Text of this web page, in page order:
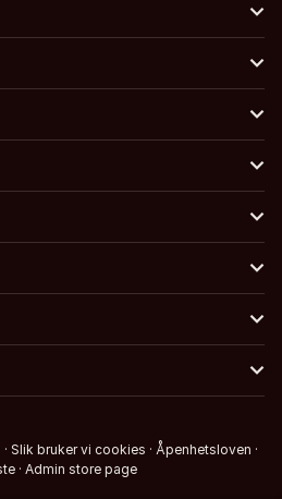
· Slik bruker vi cookies · Åpenhetsloven ·
· Admin store page